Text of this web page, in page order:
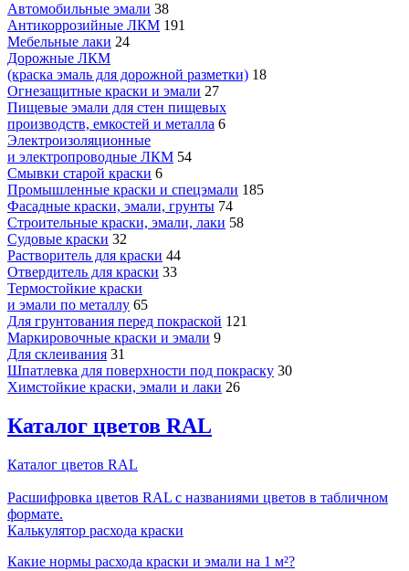
Автомобильные эмали 38
Антикоррозийные ЛКМ 191
Мебельные лаки 24
Дорожные ЛКМ
(краска эмаль для дорожной разметки) 18
Огнезащитные краски и эмали 27
Пищевые эмали для стен пищевых
производств, емкостей и металла 6
Электроизоляционные
и электропроводные ЛКМ 54
Смывки старой краски 6
Промышленные краски и спецэмали 185
Фасадные краски, эмали, грунты 74
Строительные краски, эмали, лаки 58
Судовые краски 32
Растворитель для краски 44
Отвердитель для краски 33
Термостойкие краски
и эмали по металлу 65
Для грунтования перед покраской 121
Маркировочные краски и эмали 9
Для склеивания 31
Шпатлевка для поверхности под покраску 30
Химстойкие краски, эмали и лаки 26
Каталог цветов RAL
Каталог цветов RAL
Расшифровка цветов RAL с названиями цветов в табличном
формате.
Калькулятор расхода краски
Какие нормы расхода краски и эмали на 1 м²?